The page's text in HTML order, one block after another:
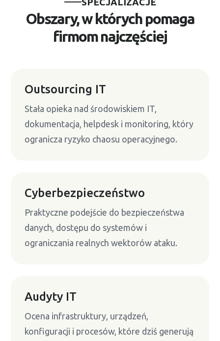
Obszary, w których pomaga
firmom najczęściej
Outsourcing IT
Stała opieka nad środowiskiem IT,
dokumentacja, helpdesk i monitoring, który
ogranicza ryzyko chaosu operacyjnego.
Cyberbezpieczeństwo
Praktyczne podejście do bezpieczeństwa
danych, dostępu do systemów i
ograniczania realnych wektorów ataku.
Audyty IT
Ocena infrastruktury, urządzeń,
konfiguracji i procesów, które dziś generują